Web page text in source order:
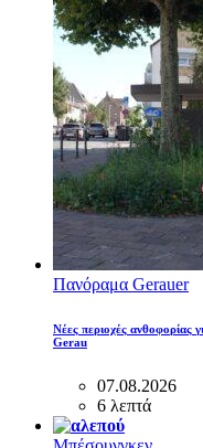
Πανόραμα Gerauer
Νέες περιοχές ανθοφορίας
Gerau
07.08.2026
6 λεπτά